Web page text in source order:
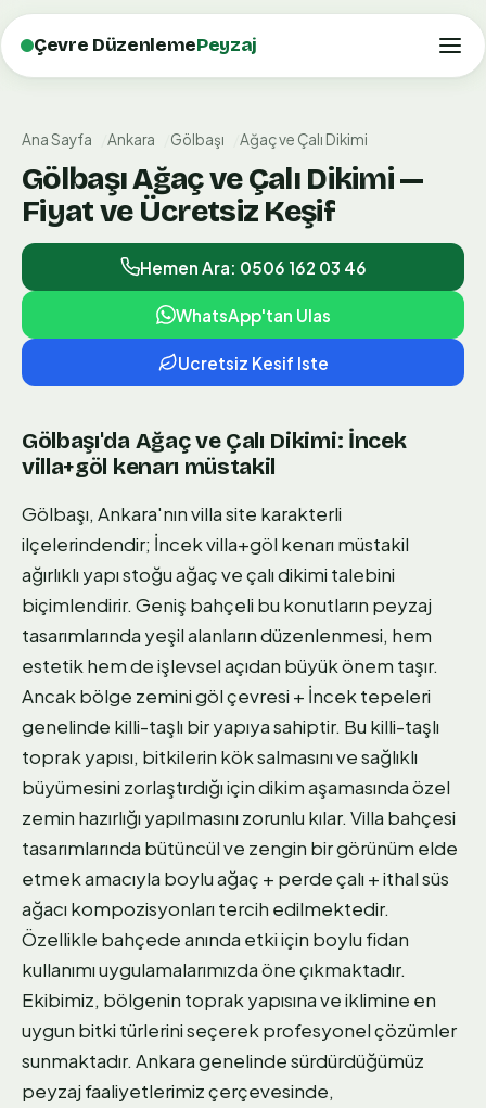
Çevre DüzenlemePeyzaj
Ana Sayfa Ankara Gölbaşı Ağaç ve Çalı Dikimi
Gölbaşı Ağaç ve Çalı Dikimi —
Fiyat ve Ücretsiz Keşif
Hemen Ara: 0506 162 03 46
WhatsApp'tan Ulas
Ucretsiz Kesif Iste
Gölbaşı'da Ağaç ve Çalı Dikimi: İncek
villa+göl kenarı müstakil
Gölbaşı, Ankara'nın villa site karakterli
ilçelerindendir; İncek villa+göl kenarı müstakil
ağırlıklı yapı stoğu ağaç ve çalı dikimi talebini
biçimlendirir. Geniş bahçeli bu konutların peyzaj
tasarımlarında yeşil alanların düzenlenmesi, hem
estetik hem de işlevsel açıdan büyük önem taşır.
Ancak bölge zemini göl çevresi + İncek tepeleri
genelinde killi-taşlı bir yapıya sahiptir. Bu killi-taşlı
toprak yapısı, bitkilerin kök salmasını ve sağlıklı
büyümesini zorlaştırdığı için dikim aşamasında özel
zemin hazırlığı yapılmasını zorunlu kılar. Villa bahçesi
tasarımlarında bütüncül ve zengin bir görünüm elde
etmek amacıyla boylu ağaç + perde çalı + ithal süs
ağacı kompozisyonları tercih edilmektedir.
Özellikle bahçede anında etki için boylu fidan
kullanımı uygulamalarımızda öne çıkmaktadır.
Ekibimiz, bölgenin toprak yapısına ve iklimine en
uygun bitki türlerini seçerek profesyonel çözümler
sunmaktadır. Ankara genelinde sürdürdüğümüz
peyzaj faaliyetlerimiz çerçevesinde,